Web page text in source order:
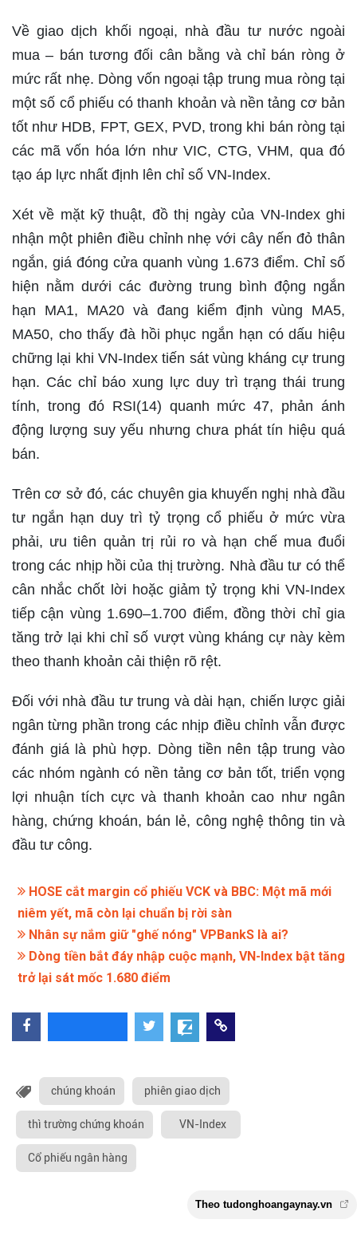
Về giao dịch khối ngoại, nhà đầu tư nước ngoài
mua – bán tương đối cân bằng và chỉ bán ròng ở
mức rất nhẹ. Dòng vốn ngoại tập trung mua ròng tại
một số cổ phiếu có thanh khoản và nền tảng cơ bản
tốt như HDB, FPT, GEX, PVD, trong khi bán ròng tại
các mã vốn hóa lớn như VIC, CTG, VHM, qua đó
tạo áp lực nhất định lên chỉ số VN-Index.
Xét về mặt kỹ thuật, đồ thị ngày của VN-Index ghi
nhận một phiên điều chỉnh nhẹ với cây nến đỏ thân
ngắn, giá đóng cửa quanh vùng 1.673 điểm. Chỉ số
hiện nằm dưới các đường trung bình động ngắn
hạn MA1, MA20 và đang kiểm định vùng MA5,
MA50, cho thấy đà hồi phục ngắn hạn có dấu hiệu
chững lại khi VN-Index tiến sát vùng kháng cự trung
hạn. Các chỉ báo xung lực duy trì trạng thái trung
tính, trong đó RSI(14) quanh mức 47, phản ánh
động lượng suy yếu nhưng chưa phát tín hiệu quá
bán.
Trên cơ sở đó, các chuyên gia khuyến nghị nhà đầu
tư ngắn hạn duy trì tỷ trọng cổ phiếu ở mức vừa
phải, ưu tiên quản trị rủi ro và hạn chế mua đuổi
trong các nhịp hồi của thị trường. Nhà đầu tư có thể
cân nhắc chốt lời hoặc giảm tỷ trọng khi VN-Index
tiếp cận vùng 1.690–1.700 điểm, đồng thời chỉ gia
tăng trở lại khi chỉ số vượt vùng kháng cự này kèm
theo thanh khoản cải thiện rõ rệt.
Đối với nhà đầu tư trung và dài hạn, chiến lược giải
ngân từng phần trong các nhịp điều chỉnh vẫn được
đánh giá là phù hợp. Dòng tiền nên tập trung vào
các nhóm ngành có nền tảng cơ bản tốt, triển vọng
lợi nhuận tích cực và thanh khoản cao như ngân
hàng, chứng khoán, bán lẻ, công nghệ thông tin và
đầu tư công.
HOSE cắt margin cổ phiếu VCK và BBC: Một mã mới
niêm yết, mã còn lại chuẩn bị rời sàn
Nhân sự nắm giữ "ghế nóng" VPBankS là ai?
Dòng tiền bắt đáy nhập cuộc mạnh, VN-Index bật tăng
trở lại sát mốc 1.680 điểm
chúng khoán phiên giao dịch
thì trường chứng khoán VN-Index
Cổ phiếu ngân hàng